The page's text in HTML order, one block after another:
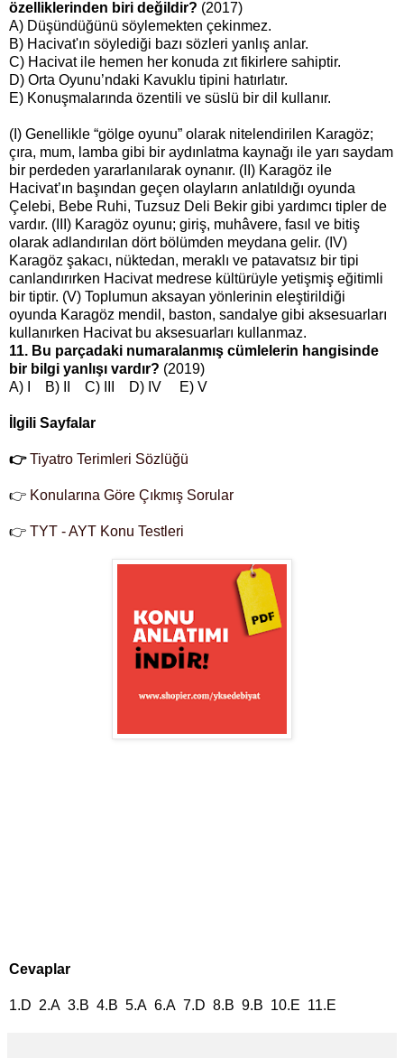
özelliklerinden biri değildir? (2017)
A) Düşündüğünü söylemekten çekinmez.
B) Hacivat'ın söylediği bazı sözleri yanlış anlar.
C) Hacivat ile hemen her konuda zıt fikirlere sahiptir.
D) Orta Oyunu’ndaki Kavuklu tipini hatırlatır.
E) Konuşmalarında özentili ve süslü bir dil kullanır.
(I) Genellikle “gölge oyunu” olarak nitelendirilen Karagöz;
çıra, mum, lamba gibi bir aydınlatma kaynağı ile yarı saydam
bir perdeden yararlanılarak oynanır. (II) Karagöz ile
Hacivat’ın başından geçen olayların anlatıldığı oyunda
Çelebi, Bebe Ruhi, Tuzsuz Deli Bekir gibi yardımcı tipler de
vardır. (III) Karagöz oyunu; giriş, muhâvere, fasıl ve bitiş
olarak adlandırılan dört bölümden meydana gelir. (IV)
Karagöz şakacı, nüktedan, meraklı ve patavatsız bir tipi
canlandırırken Hacivat medrese kültürüyle yetişmiş eğitimli
bir tiptir. (V) Toplumun aksayan yönlerinin eleştirildiği
oyunda Karagöz mendil, baston, sandalye gibi aksesuarları
kullanırken Hacivat bu aksesuarları kullanmaz.
11. Bu parçadaki numaralanmış cümlelerin hangisinde
bir bilgi yanlışı vardır? (2019)
A) I B) II C) III D) IV E) V
İlgili Sayfalar
👉Tiyatro Terimleri Sözlüğü
👉 Konularına Göre Çıkmış Sorular
👉 TYT - AYT Konu Testleri
Cevaplar
1.D 2.A 3.B 4.B 5.A 6.A 7.D 8.B 9.B 10.E 11.E